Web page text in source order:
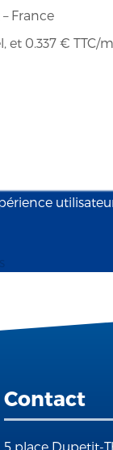
France
et 0.337 € TTC/
Contact
5 place Dupetit-